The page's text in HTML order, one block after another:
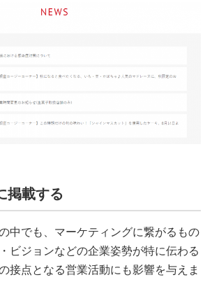
掲載する
中でも、マーケティングに繋がるもの
ビジョンなどの企業姿勢が特に伝わる
接点となる営業活動にも影響を与えま